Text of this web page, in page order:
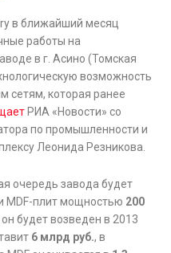
в ближайший месяц
работы на
в г. Асино (Томская
возможность
сетям, которая ранее
РИА «Новости» со
по промышленности и
Леонида Резникова.
очередь завода будет
MDF-плит мощностью 200
будет возведен в 2013
6 млрд руб., в